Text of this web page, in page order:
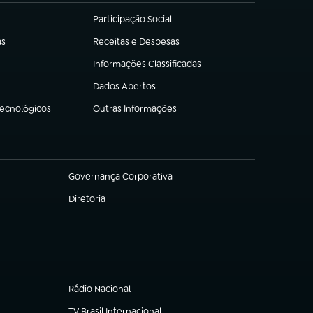
Participação Social
(abre em nova aba)
Receitas e Despesas
(abre em nova aba)
Informações Classificadas
(abre em nova aba)
Dados Abertos
(abre em nova aba)
Outras Informações
(abre em nova aba)
Governança Corporativa
(abre em nova aba)
Diretoria
(abre em nova aba)
Rádio Nacional